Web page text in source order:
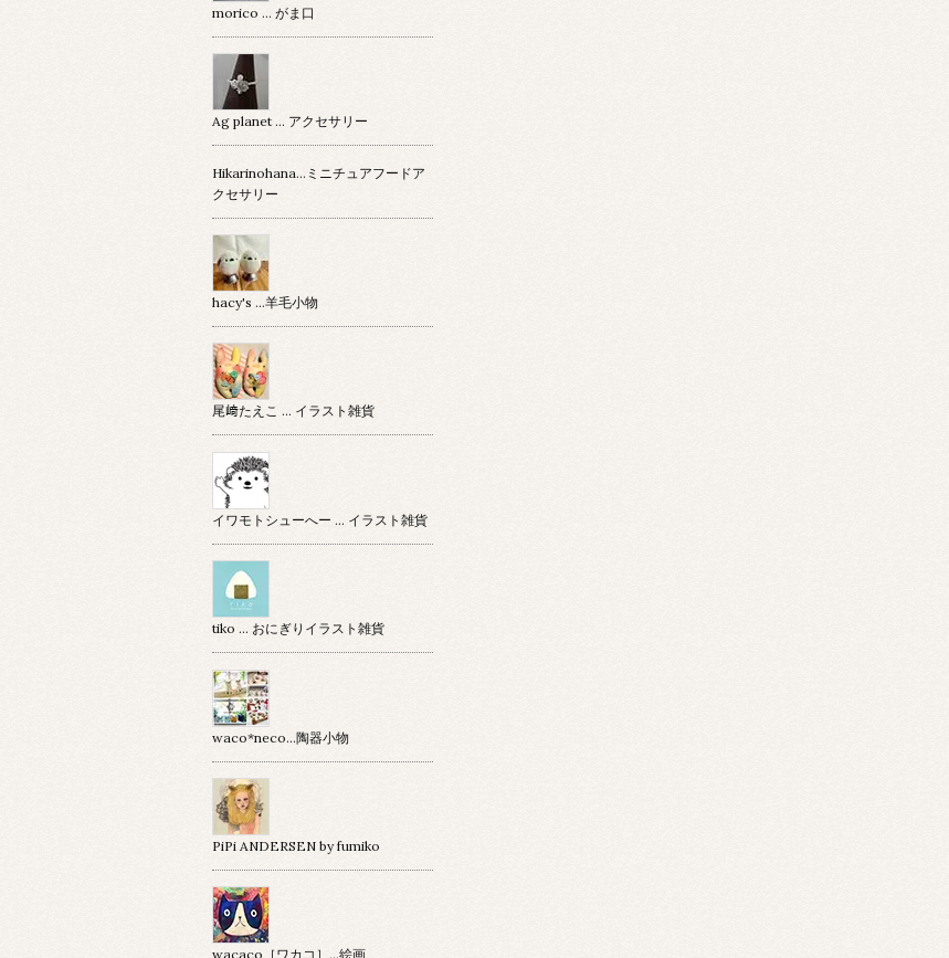
morico … がま口
Ag planet … アクセサリー
Hikarinohana…ミニチュアフードア
クセサリー
hacy's …羊毛小物
尾﨑たえこ … イラスト雑貨
イワモトシューへー … イラスト雑貨
tiko … おにぎりイラスト雑貨
waco*neco...陶器小物
PiPi ANDERSEN by fumiko
wacaco［ワカコ］…絵画